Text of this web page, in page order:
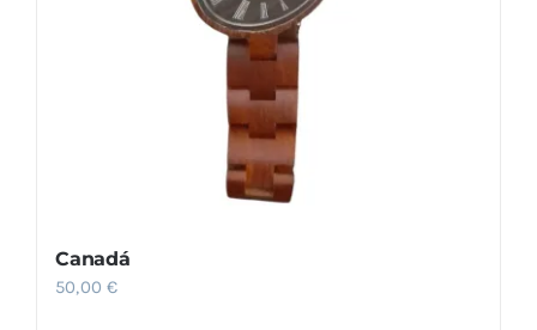
Canadá
50,00€